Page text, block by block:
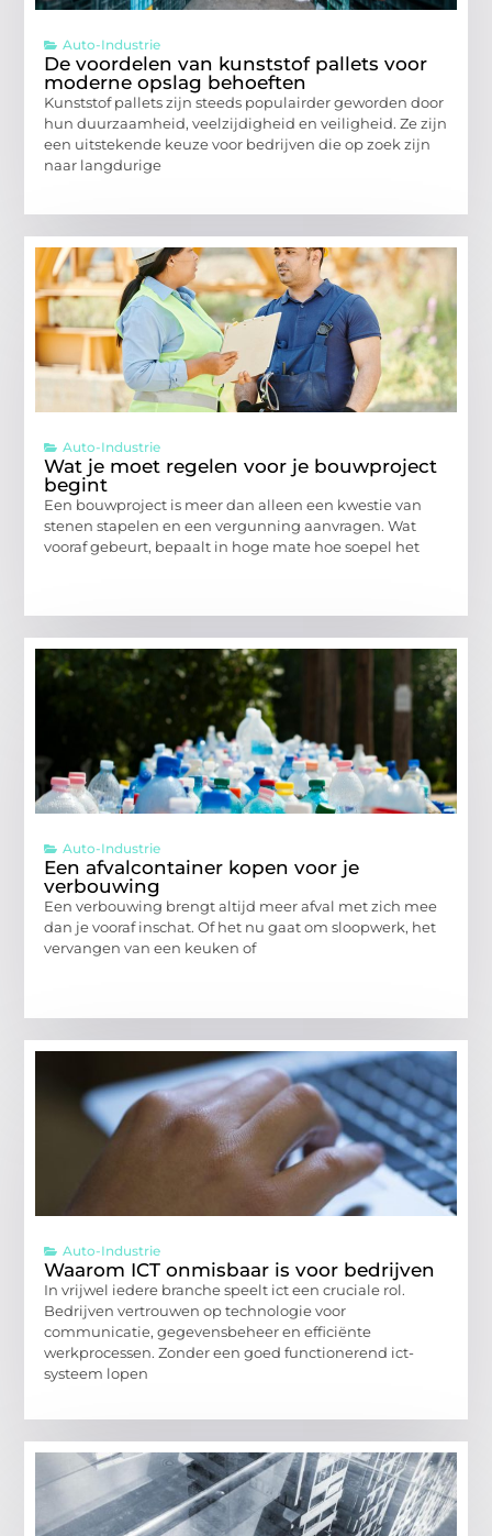
Auto-Industrie
De voordelen van kunststof pallets voor
moderne opslag behoeften
Kunststof pallets zijn steeds populairder geworden door
hun duurzaamheid, veelzijdigheid en veiligheid. Ze zijn
een uitstekende keuze voor bedrijven die op zoek zijn
naar langdurige
Auto-Industrie
Wat je moet regelen voor je bouwproject
begint
Een bouwproject is meer dan alleen een kwestie van
stenen stapelen en een vergunning aanvragen. Wat
vooraf gebeurt, bepaalt in hoge mate hoe soepel het
Auto-Industrie
Een afvalcontainer kopen voor je
verbouwing
Een verbouwing brengt altijd meer afval met zich mee
dan je vooraf inschat. Of het nu gaat om sloopwerk, het
vervangen van een keuken of
Auto-Industrie
Waarom ICT onmisbaar is voor bedrijven
In vrijwel iedere branche speelt ict een cruciale rol.
Bedrijven vertrouwen op technologie voor
communicatie, gegevensbeheer en efficiënte
werkprocessen. Zonder een goed functionerend ict-
systeem lopen